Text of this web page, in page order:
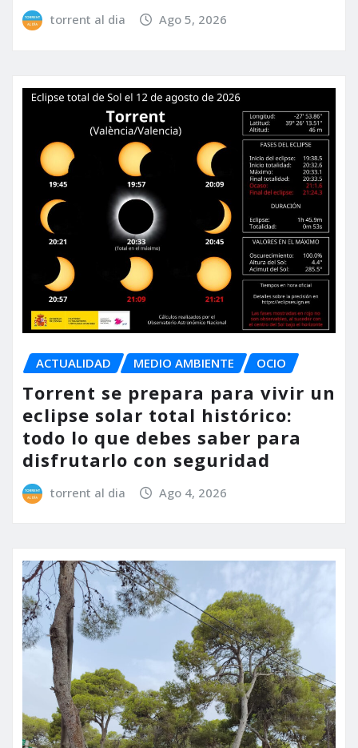
torrent al dia Ago 5, 2026
ACTUALIDAD MEDIO AMBIENTE OCIO
Torrent se prepara para vivir un
eclipse solar total histórico:
todo lo que debes saber para
disfrutarlo con seguridad
torrent al dia Ago 4, 2026